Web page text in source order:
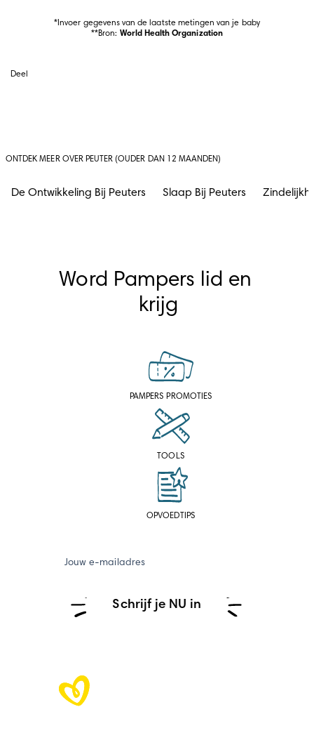
*Invoer gegevens van de laatste metingen van je baby
**Bron: World Health Organization
Deel
ONTDEK MEER OVER PEUTER (OUDER DAN 12 MAANDEN)
De Ontwikkeling Bij Peuters Slaap Bij Peuters
Word Pampers lid en
krijg
PAMPERS PROMOTIES
TOOLS
OPVOEDTIPS
Jouw e-mailadres
Schrijf je NU in